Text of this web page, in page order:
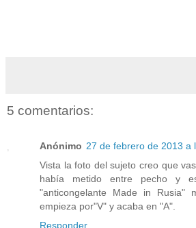
5 comentarios:
Anónimo 27 de febrero de 2013 a
Vista la foto del sujeto creo que
había metido entre pecho y
"anticongelante Made in Rusia"
empieza por"V" y acaba en "A".
Responder